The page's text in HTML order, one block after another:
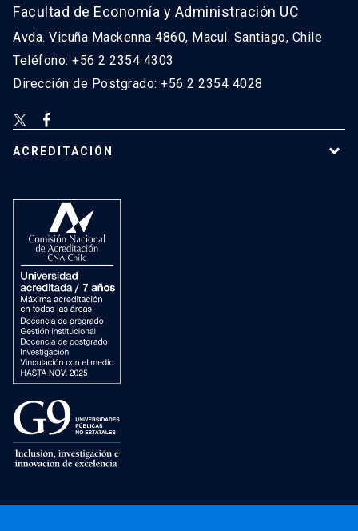
Facultad de Economía y Administración UC
Avda. Vicuña Mackenna 4860, Macul. Santiago, Chile
Teléfono: +56 2 2354 4303
Dirección de Postgrado: +56 2 2354 4028
ACREDITACIÓN